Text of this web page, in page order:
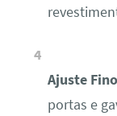
Ajuste
portas e